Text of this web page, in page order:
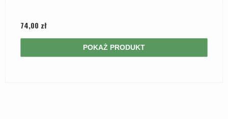
74,00 zł
POKAŻ PRODUKT